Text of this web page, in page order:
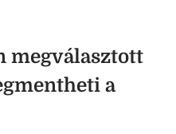
megválasztott
a